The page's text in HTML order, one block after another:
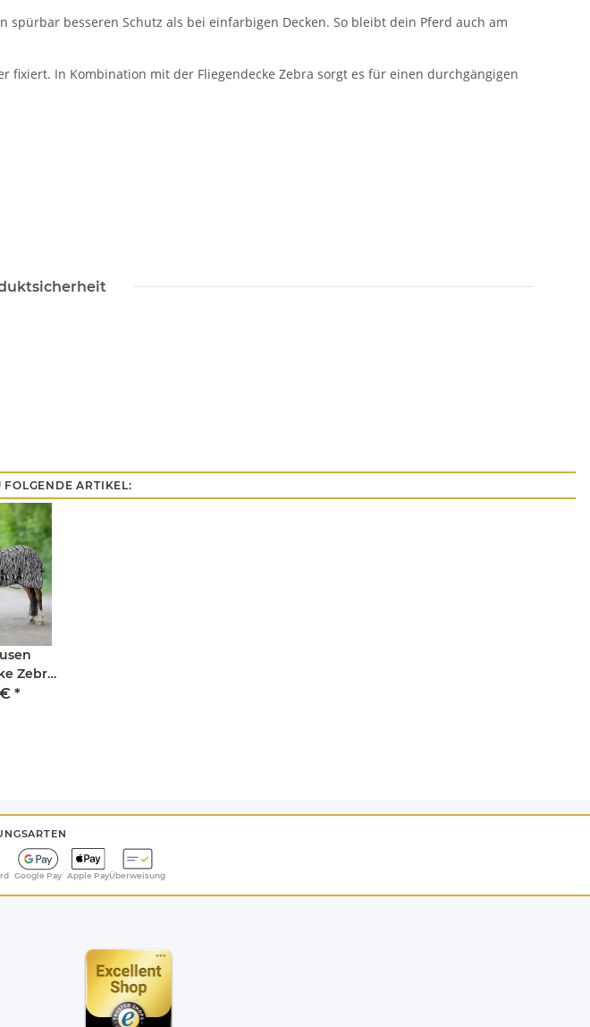
besseren Schutz als bei einfarbigen Decken. So bleibt dein Pferd auch am
In Kombination mit der Fliegendecke Zebra sorgt es für einen durchgängigen
ARTIKEL:
Zebra
*
Google Pay Apple PayÜberweisung